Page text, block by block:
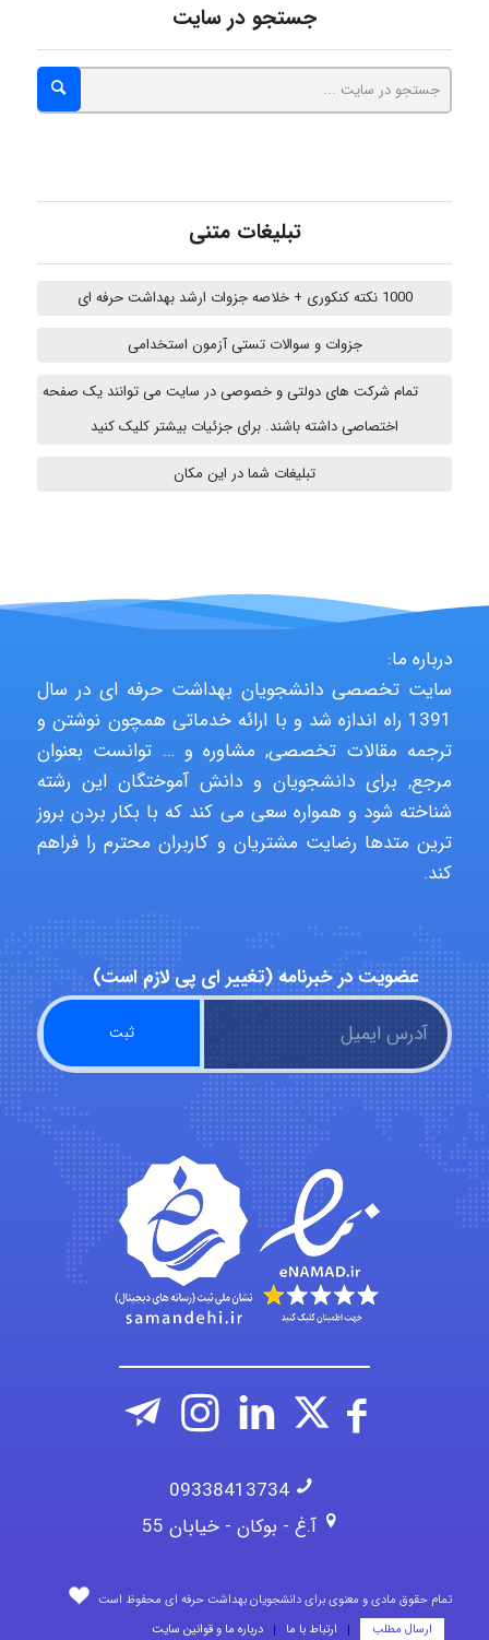
abolfazlkoshehe
fahimeh sheibani
Niloofar
USER124
malekf
abolfazlkoshehe
A.balandeh
fatima
Jafar Tym
جستجو در سایت
تبلیغات متنی
1000 نکته کنکوری + خلاصه جزوات ارشد بهداشت حرفه ای
جزوات و سوالات تستی آزمون استخدامی
تمام شرکت های دولتی و خصوصی در سایت می توانند یک صفحه
اختصاصی داشته باشند. برای جزئیات بیشتر کلیک کنید
تبلیغات شما در این مکان
درباره ما:
سایت تخصصی دانشجویان بهداشت حرفه ای در سال
1391 راه اندازه شد و با ارائه خدماتی همچون نوشتن و
ترجمه مقالات تخصصی, مشاوره و … توانست بعنوان
مرجع, برای دانشجویان و دانش آموختگان این رشته
شناخته شود و همواره سعی می کند که با بکار بردن بروز
ترین متدها رضایت مشتریان و کاربران محترم را فراهم
کند.
عضویت در خبرنامه (تغییر ای پی لازم است)
09338413734
آ.غ - بوکان - خیابان 55
تمام حقوق مادی و معنوی برای دانشجویان بهداشت حرفه ای محفوظ است
ارسال مطلب
ارتباط با ما درباره ما و قوانین سایت